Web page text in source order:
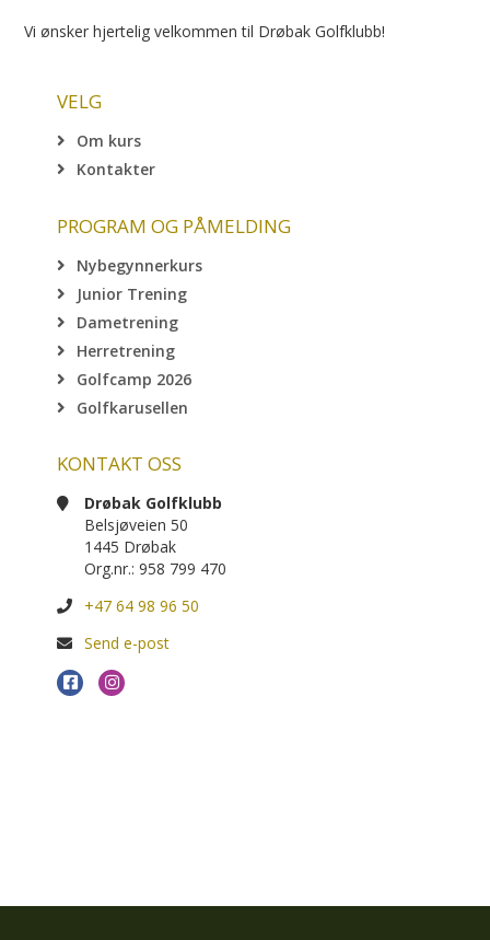
Vi ønsker hjertelig velkommen til Drøbak Golfklubb!
VELG
Om kurs
Kontakter
PROGRAM OG PÅMELDING
Nybegynnerkurs
Junior Trening
Dametrening
Herretrening
Golfcamp 2026
Golfkarusellen
KONTAKT OSS
Drøbak Golfklubb
Belsjøveien 50
1445 Drøbak
Org.nr.: 958 799 470
+47 64 98 96 50
Send e-post